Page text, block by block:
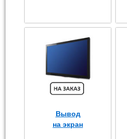
Вывод
на экран